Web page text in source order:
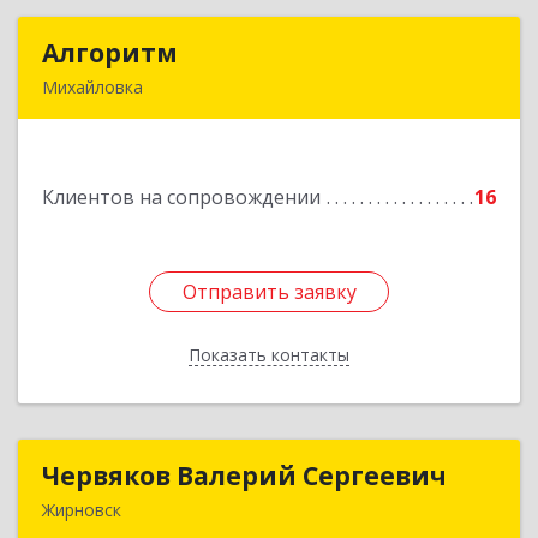
Алгоритм
Михайловка
Клиентов на сопровождении 16
Отправить заявку
Показать контакты
Отправить заявку
Назад
Червяков Валерий Сергеевич
Жирновск
Червяков Валерий Сергеевич